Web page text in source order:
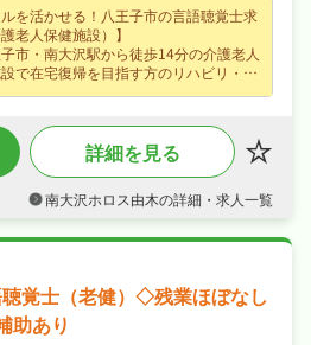
ルを活かせる！八王子市の言語聴覚士求
老人保健施設）】
子市・南大沢駅から徒歩14分の介護老人
で在宅復帰を目指す方のリハビリ・ケ
・アルバイトで時給1,500円、スキマ
活かして働けます！
8休・日曜・祝日休み・年間休日111日、
期休暇も取りやすくオンオフを切り替え
険完備が揃い、安心して長く働ける環
詳細を見る
南大沢ホロス由木の詳細・求人一覧
聴覚士（老健）◇残業ほぼなし
助あり